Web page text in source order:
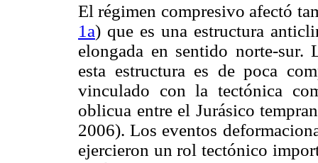
El régimen compresivo afectó
1a) que es una estructura
elongada en sentido norte-sur.
esta estructura es de poca
vinculado con la tectónica
oblicua entre el Jurásico
2006). Los eventos
ejercieron un rol tectónico